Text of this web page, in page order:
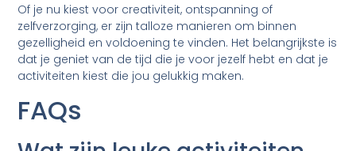
Of je nu kiest voor creativiteit, ontspanning of
zelfverzorging, er zijn talloze manieren om binnen
gezelligheid en voldoening te vinden. Het belangrijkste is
dat je geniet van de tijd die je voor jezelf hebt en dat je
activiteiten kiest die jou gelukkig maken.
FAQs